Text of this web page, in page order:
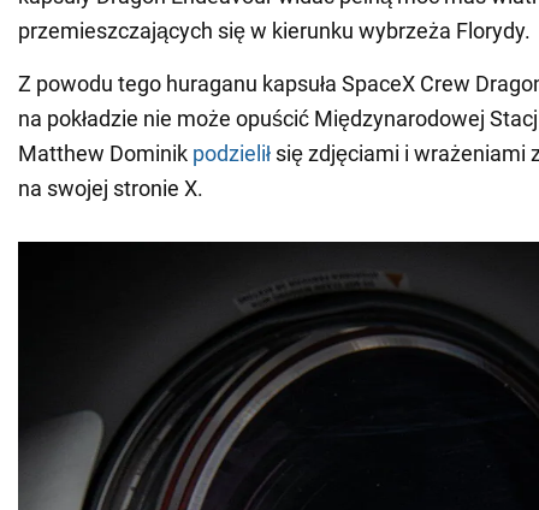
przemieszczających się w kierunku wybrzeża Florydy.
Z powodu tego huraganu kapsuła SpaceX Crew
na pokładzie nie może opuścić Międzynarodowej
Matthew Dominik podzielił się zdjęciami i wrażeniami
na swojej stronie X.